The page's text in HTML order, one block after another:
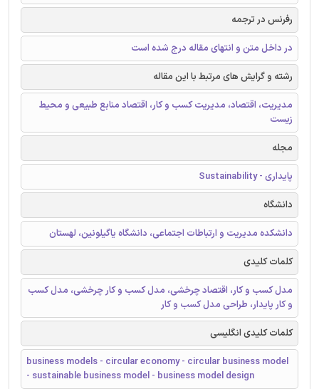
رفرنس در ترجمه
در داخل متن و انتهای مقاله درج شده است
رشته و گرایش های مرتبط با این مقاله
مدیریت، اقتصاد، مدیریت کسب و کار، اقتصاد منابع طبیعی و محیط
زیست
مجله
پایداری - Sustainability
دانشگاه
دانشکده مدیریت و ارتباطات اجتماعی، دانشگاه یاگیلونین، لهستان
کلمات کلیدی
مدل کسب و کار، اقتصاد چرخشی، مدل کسب و کار چرخشی، مدل کسب
و کار پایدار، طراحی مدل کسب و کار
کلمات کلیدی انگلیسی
business models - circular economy - circular business model
- sustainable business model - business model design